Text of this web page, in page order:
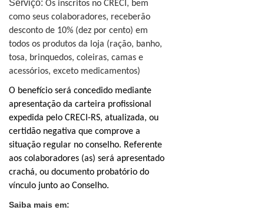
Serviço: Os inscritos no CRECI, bem
como seus colaboradores, receberão
desconto de 10% (dez por cento) em
todos os produtos da loja (ração, banho,
tosa, brinquedos, coleiras, camas e
acessórios, exceto medicamentos)
O benefício será concedido mediante
apresentação da carteira profissional
expedida pelo CRECI-RS, atualizada, ou
certidão negativa que comprove a
situação regular no conselho. Referente
aos colaboradores (as) será apresentado
crachá, ou documento probatório do
vínculo junto ao Conselho.
Saiba mais em: